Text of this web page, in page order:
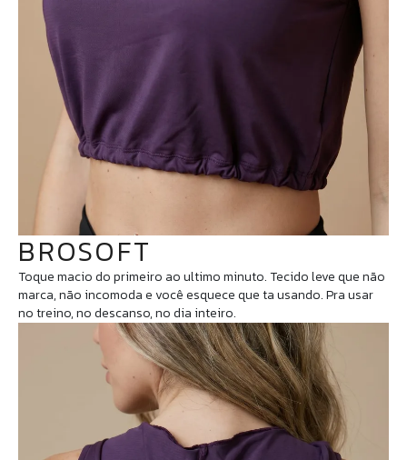
BROSOFT
Toque macio do primeiro ao ultimo minuto. Tecido leve que não
marca, não incomoda e você esquece que ta usando. Pra usar
no treino, no descanso, no dia inteiro.